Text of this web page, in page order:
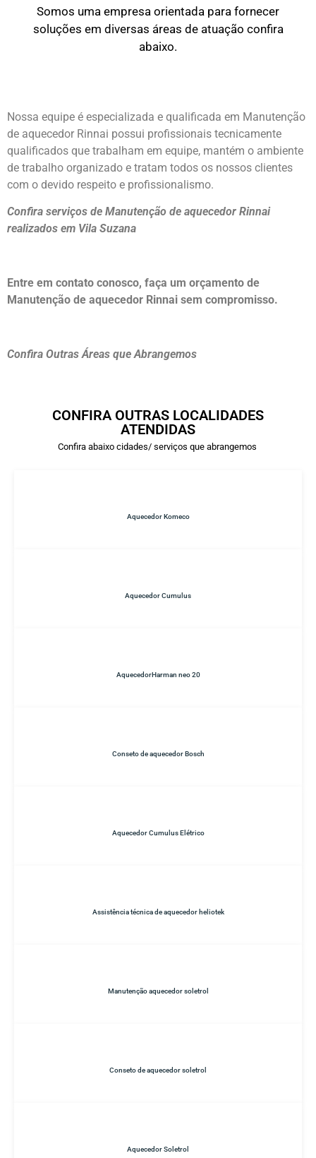
Somos uma empresa orientada para fornecer
soluções em diversas áreas de atuação confira
abaixo.
Nossa equipe é especializada e qualificada em Manutenção
de aquecedor Rinnai possui profissionais tecnicamente
qualificados que trabalham em equipe, mantém o ambiente
de trabalho organizado e tratam todos os nossos clientes
com o devido respeito e profissionalismo.
Confira serviços de Manutenção de aquecedor Rinnai
realizados em Vila Suzana
Entre em contato conosco, faça um orçamento de
Manutenção de aquecedor Rinnai sem compromisso.
Confira Outras Áreas que Abrangemos
CONFIRA OUTRAS LOCALIDADES
ATENDIDAS
Confira abaixo cidades/ serviços que abrangemos
Aquecedor Komeco
Aquecedor Cumulus
AquecedorHarman neo 20
Conseto de aquecedor Bosch
Aquecedor Cumulus Elétrico
Assistência técnica de aquecedor heliotek
Manutenção aquecedor soletrol
Conseto de aquecedor soletrol
Aquecedor Soletrol